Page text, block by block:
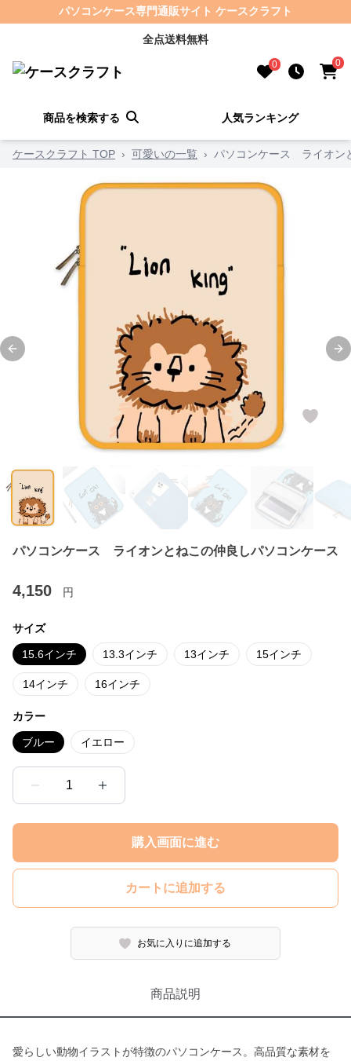
パソコンケース専門通販サイト ケースクラフト
全点送料無料
0 0
商品を検索する 人気ランキング
ケースクラフト TOP › 可愛いの一覧 › パソコンケース ライオン
Previous slide
パソコンケース ライオンとねこの仲良しパソコンケース
4,150 円
サイズ
15.6インチ 13.3インチ 13インチ 15インチ
14インチ 16インチ
カラー
ブルー イエロー
1
購入画面に進む
カートに追加する
お気に入りに追加する
商品説明
愛らしい動物イラストが特徴のパソコンケース。高品質な素材を